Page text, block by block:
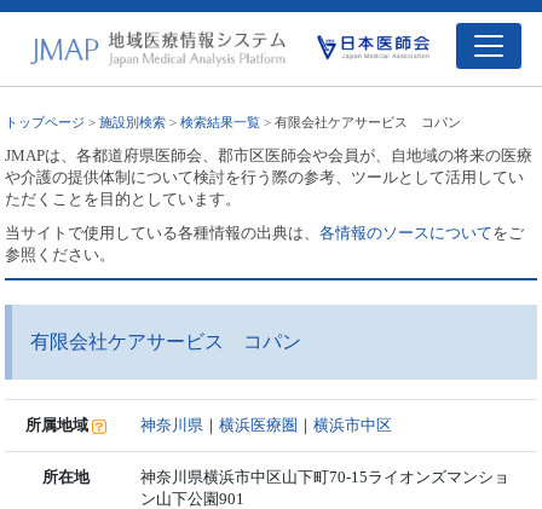
トップページ >施設別検索 >検索結果一覧 > 有限会社ケアサービス コパン
JMAPは、各都道府県医師会、郡市区医師会や会員が、自地域の将来の医療
や介護の提供体制について検討を行う際の参考、ツールとして活用してい
ただくことを目的としています。
当サイトで使用している各種情報の出典は、各情報のソースについてをご
参照ください。
有限会社ケアサービス コパン
所属地域 神奈川県 ｜横浜医療圏 ｜横浜市中区
所在地
神奈川県横浜市中区山下町70-15ライオンズマンショ
ン山下公園901